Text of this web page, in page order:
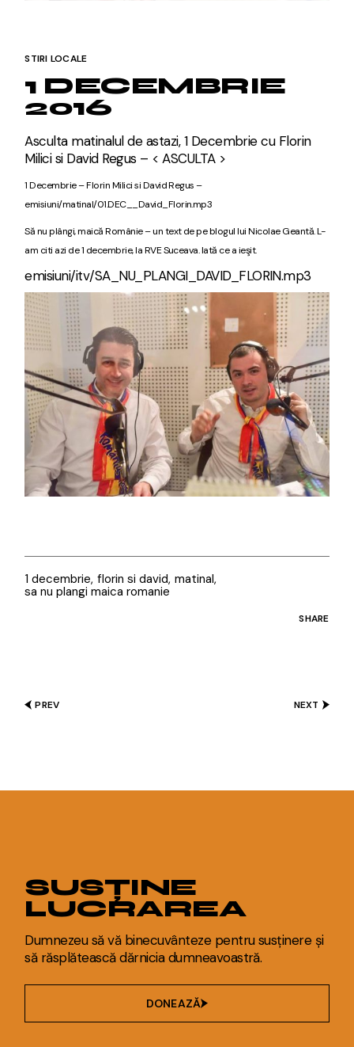
STIRI LOCALE
1 DECEMBRIE
2016
Asculta matinalul de astazi, 1 Decembrie cu Florin
Milici si David Regus – < ASCULTA >
1 Decembrie – Florin Milici si David Regus –
emisiuni/matinal/01.DEC__David_Florin.mp3
Să nu plângi, maică Românie – un text de pe blogul lui Nicolae Geantă. L-
am citi azi de 1 decembrie, la RVE Suceava. Iată ce a ieşit.
emisiuni/itv/SA_NU_PLANGI_DAVID_FLORIN.mp3
1 decembrie florin si david matinal
sa nu plangi maica romanie
SHARE
PREV NEXT
SUSȚINE
LUCRAREA
Dumnezeu să vă binecuvânteze pentru susținere și
să răsplătească dărnicia dumneavoastră.
DONEAZĂ